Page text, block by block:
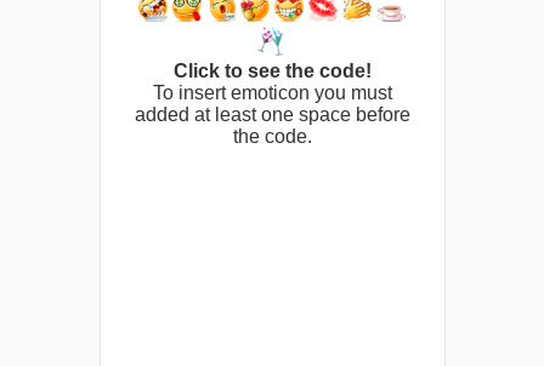
Click to see the code!
To insert emoticon you must
added at least one space before
the code.